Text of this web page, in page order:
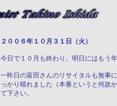
２００６年１０月３１日（火
今日で１０月も終わり。明日にはもう
一昨日の富田さんのリサイタルも無事
っかり晴れました（本番というと何故
て下さい。